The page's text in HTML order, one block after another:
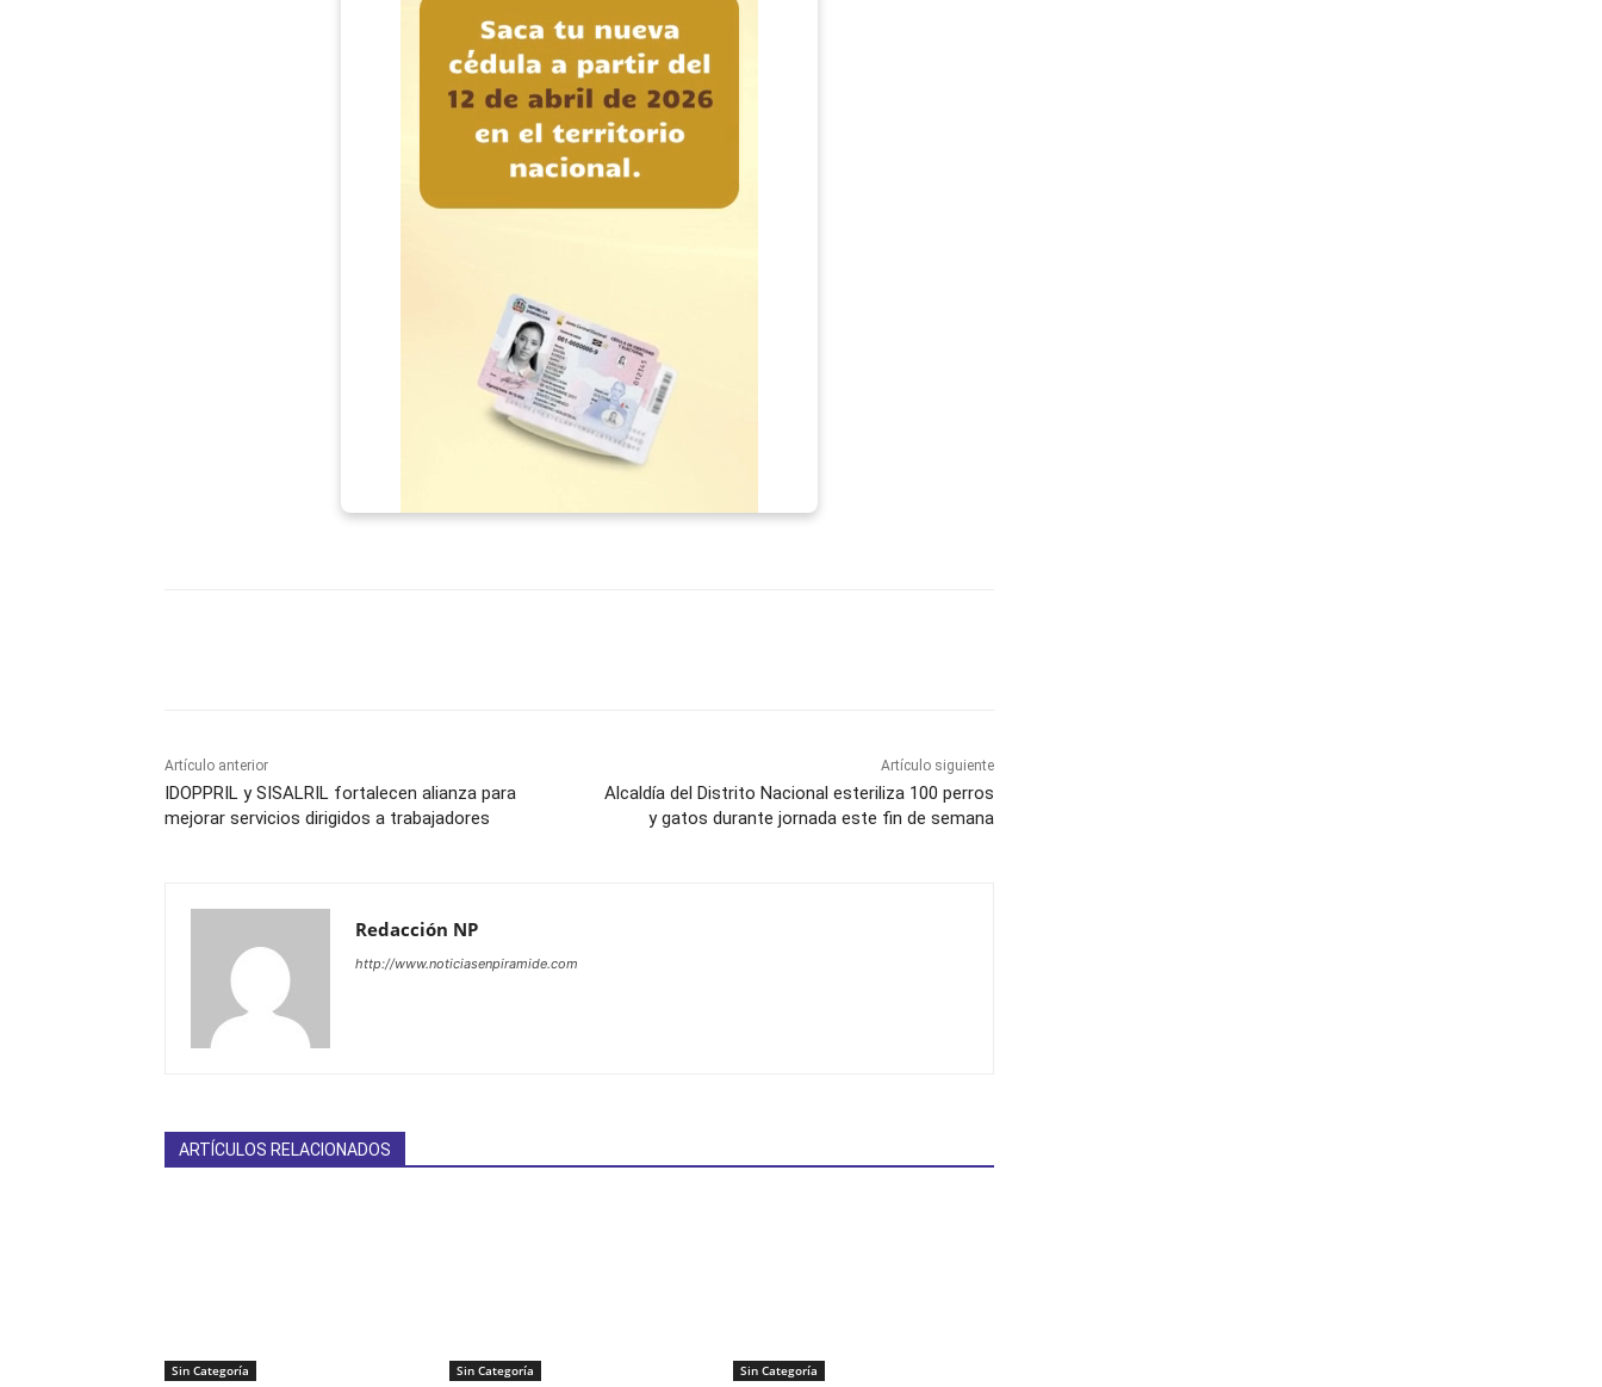
Artículo anterior
IDOPPRIL y SISALRIL fortalecen alianza para
mejorar servicios dirigidos a trabajadores
Artículo siguiente
Alcaldía del Distrito Nacional esteriliza 100 perros
y gatos durante jornada este fin de semana
Redacción NP
http://www.noticiasenpiramide.com
ARTÍCULOS RELACIONADOS
Sin Categoría Sin Categoría Sin Categoría